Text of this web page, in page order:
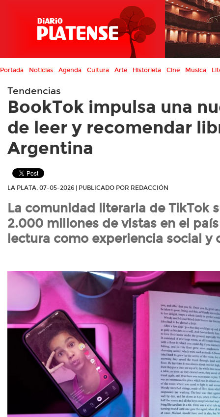
Portada Noticias Agenda Cultura Arte Historieta Cine Musica
Tendencias
BookTok impulsa una
de leer y recomendar
Argentina
LA PLATA, 07-05-2026 | PUBLICADO POR REDACCIÓN
La comunidad literaria de TikTok
2.000 millones de vistas en el
lectura como experiencia social y